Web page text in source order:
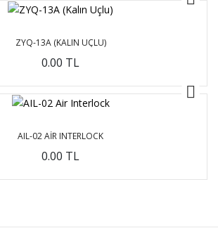
ZYQ-13A (KALIN UÇLU)
0.00 TL
AIL-02 AIR INTERLOCK
0.00 TL